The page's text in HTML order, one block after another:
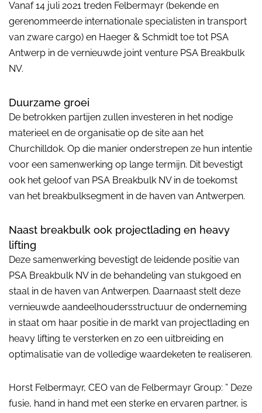
Vanaf 14 juli 2021 treden Felbermayr (bekende en
gerenommeerde internationale specialisten in transport
van zware cargo) en Haeger & Schmidt toe tot PSA
Antwerp in de vernieuwde joint venture PSA Breakbulk
NV.
Duurzame groei
De betrokken partijen zullen investeren in het nodige
materieel en de organisatie op de site aan het
Churchilldok. Op die manier onderstrepen ze hun intentie
voor een samenwerking op lange termijn. Dit bevestigt
ook het geloof van PSA Breakbulk NV in de toekomst
van het breakbulksegment in de haven van Antwerpen.
Naast breakbulk ook projectlading en heavy
lifting
Deze samenwerking bevestigt de leidende positie van
PSA Breakbulk NV in de behandeling van stukgoed en
staal in de haven van Antwerpen. Daarnaast stelt deze
vernieuwde aandeelhoudersstructuur de onderneming
in staat om haar positie in de markt van projectlading en
heavy lifting te versterken en zo een uitbreiding en
optimalisatie van de volledige waardeketen te realiseren.
Horst Felbermayr, CEO van de Felbermayr Group: ” Deze
fusie, hand in hand met een sterke en ervaren partner, is